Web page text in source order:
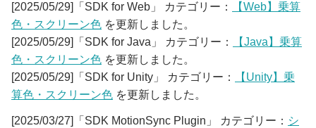
[2025/05/29]「SDK for Web」 カテゴリー：
【Web】乗算
色・スクリーン色 を更新しました。
[2025/05/29]「SDK for Java」 カテゴリー：
【Java】乗算
色・スクリーン色 を更新しました。
[2025/05/29]「SDK for Unity」 カテゴリー：
【Unity】乗
算色・スクリーン色 を更新しました。
[2025/03/27]「SDK MotionSync Plugin」 カテゴリー： シ